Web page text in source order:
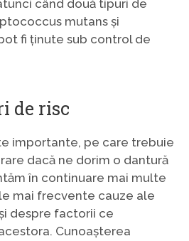
când două tipuri de
mutans și
fi ținute sub control de
de risc
importante, pe care trebuie
dacă ne dorim o dantură
în continuare mai multe
mai frecvente cauze ale
despre factorii ce
Cunoașterea